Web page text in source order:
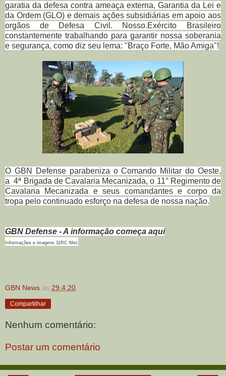
garatia da defesa contra ameaça externa, Garantia da Lei e
da Ordem (GLO) e demais ações subsidiárias em apoio aos
orgãos de Defesa Civil. Nosso.Exército Brasileiro
constantemente trabalhando para garantir nossa soberania
e segurança, como diz seu lema: "Braço Forte, Mão Amiga"!
O GBN Defense parabeniza o Comando Militar do Oeste,
a 4ª Brigada de Cavalaria Mecanizada, o 11° Regimento de
Cavalaria Mecanizada e seus comandantes e corpo da
tropa pelo continuado esforço na defesa de nossa nação.
GBN Defense - A informação começa aqui
Informações e imagens 11RC Mec
GBN News às 29.4.20
Compartilhar
Nenhum comentário:
Postar um comentário